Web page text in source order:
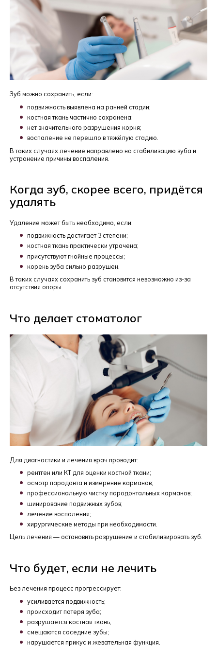
Зуб можно сохранить, если:
подвижность выявлена на ранней стадии;
костная ткань частично сохранена;
нет значительного разрушения корня;
воспаление не перешло в тяжёлую стадию.
В таких случаях лечение направлено на стабилизацию зуба и
устранение причины воспаления.
Когда зуб, скорее всего, придётся
удалять
Удаление может быть необходимо, если:
подвижность достигает 3 степени;
костная ткань практически утрачена;
присутствуют гнойные процессы;
корень зуба сильно разрушен.
В таких случаях сохранить зуб становится невозможно из-за
отсутствия опоры.
Что делает стоматолог
Для диагностики и лечения врач проводит:
рентген или КТ для оценки костной ткани;
осмотр пародонта и измерение карманов;
профессиональную чистку пародонтальных карманов;
шинирование подвижных зубов;
лечение воспаления;
хирургические методы при необходимости.
Цель лечения — остановить разрушение и стабилизировать зуб.
Что будет, если не лечить
Без лечения процесс прогрессирует:
усиливается подвижность;
происходит потеря зуба;
разрушается костная ткань;
смещаются соседние зубы;
нарушается прикус и жевательная функция.